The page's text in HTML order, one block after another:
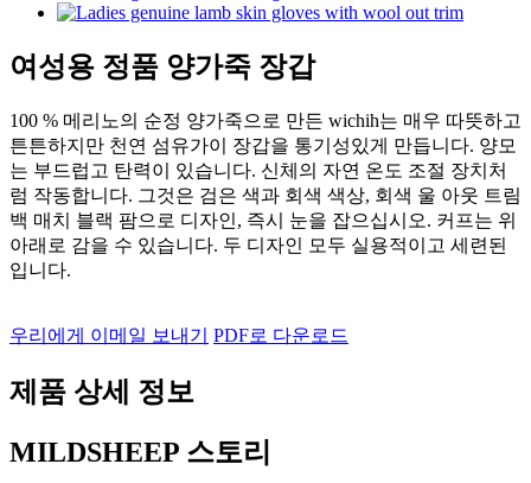
여성용 정품 양가죽 장갑
100 % 메리노의 순정 양가죽으로 만든 wichih는 매우 따뜻하고
튼튼하지만 천연 섬유가이 장갑을 통기성있게 만듭니다. 양모
는 부드럽고 탄력이 있습니다. 신체의 자연 온도 조절 장치처
럼 작동합니다. 그것은 검은 색과 회색 색상, 회색 울 아웃 트림
백 매치 블랙 팜으로 디자인, 즉시 눈을 잡으십시오. 커프는 위
아래로 감을 수 있습니다. 두 디자인 모두 실용적이고 세련된
입니다.
우리에게 이메일 보내기 PDF로 다운로드
제품 상세 정보
MILDSHEEP 스토리